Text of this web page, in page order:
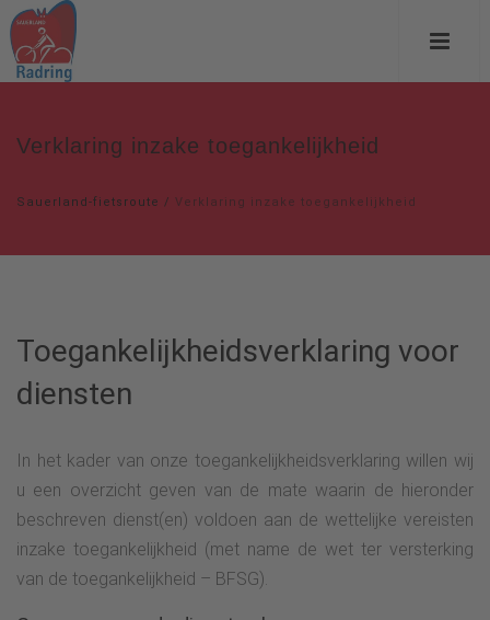
Verklaring inzake toegankelijkheid
Sauerland-fietsroute / Verklaring inzake toegankelijkheid
Toegankelijkheidsverklaring voor
diensten
In het kader van onze toegankelijkheidsverklaring willen wij
u een overzicht geven van de mate waarin de hieronder
beschreven dienst(en) voldoen aan de wettelijke vereisten
inzake toegankelijkheid (met name de wet ter versterking
van de toegankelijkheid – BFSG).